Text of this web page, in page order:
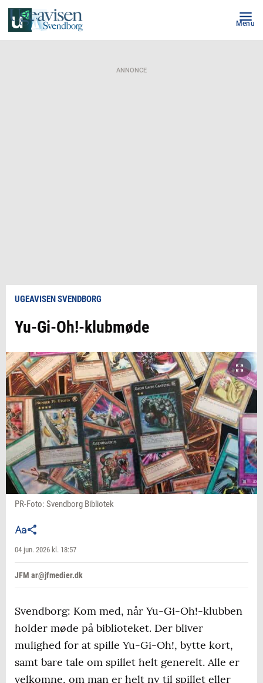
Menu
ANNONCE
UGEAVISEN SVENDBORG
Yu-Gi-Oh!-klubmøde
PR-Foto: Svendborg Bibliotek
04 jun. 2026 kl. 18:57
JFM ar@jfmedier.dk
Svendborg: Kom med, når Yu-Gi-Oh!-klubben
holder møde på biblioteket. Der bliver
mulighed for at spille Yu-Gi-Oh!, bytte kort,
samt bare tale om spillet helt generelt. Alle er
velkomne, om man er helt ny til spillet eller